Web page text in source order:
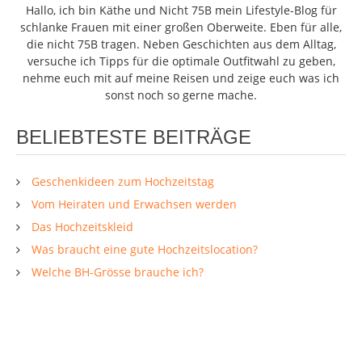
Hallo, ich bin Käthe und Nicht 75B mein Lifestyle-Blog für
schlanke Frauen mit einer großen Oberweite. Eben für alle,
die nicht 75B tragen. Neben Geschichten aus dem Alltag,
versuche ich Tipps für die optimale Outfitwahl zu geben,
nehme euch mit auf meine Reisen und zeige euch was ich
sonst noch so gerne mache.
BELIEBTESTE BEITRÄGE
Geschenkideen zum Hochzeitstag
Vom Heiraten und Erwachsen werden
Das Hochzeitskleid
Was braucht eine gute Hochzeitslocation?
Welche BH-Grösse brauche ich?